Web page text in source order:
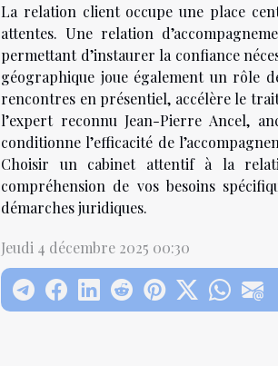
La relation client occupe une place
attentes. Une relation
permettant d’instaurer la confiance
géographique joue également un rôle
rencontres en présentiel, accélère le
l’expert reconnu Jean-Pierre Ancel,
conditionne l’efficacité de
Choisir un cabinet attentif à la
compréhension de vos besoins
démarches juridiques.
Jeudi 4 décembre 2025 00:30